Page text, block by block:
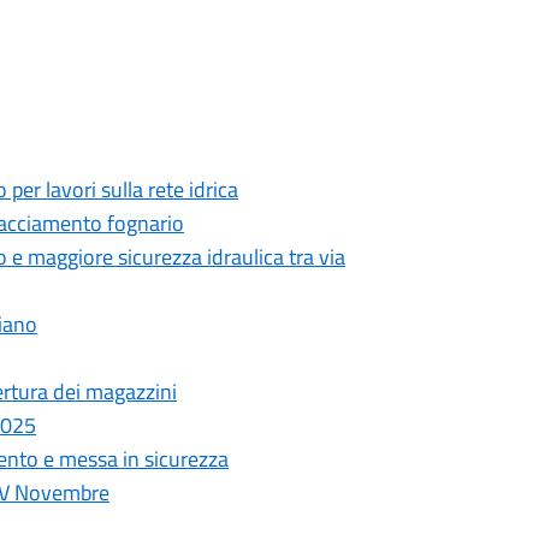
lavori sulla rete idrica
fognario
maggiore sicurezza idraulica tra via
dei magazzini
e messa in sicurezza
Novembre